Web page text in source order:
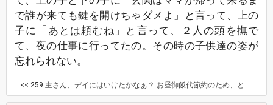
で誰が来ても鍵を開けちゃダメよ」と言って、上の
子に「あとは頼むね」と言って、２人の頭を撫で
て、夜の仕事に行ってたの。その時の子供達の姿が
忘れられない。
<< 259 主さん、デイにはいけたかなぁ？ お昼御飯代節約のため、と思って頑張って😊 息子さんにしてあげちゃう気持ちは分かるよ。私だって、同じようなもの。 下の子には｢ずっとほったらかしだったのに、何で今頃かまうんだ！｣って文句いわれてるよ。 まあ、私の自己満足だよね。でも、ご飯やお金の事だけじゃなく、言葉で教えておきたい事も沢山あるから、口うるさく言い続けるよ。